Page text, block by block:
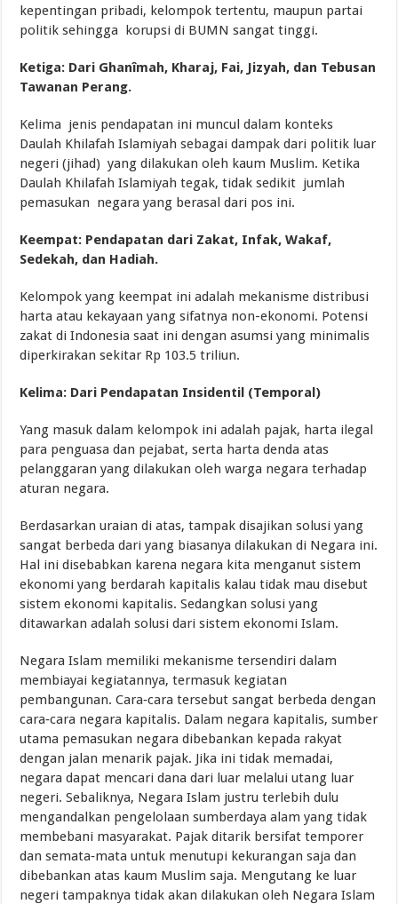
kepentingan pribadi, kelompok tertentu, maupun partai
politik sehingga korupsi di BUMN sangat tinggi.
Ketiga: Dari Ghanîmah, Kharaj, Fai, Jizyah, dan Tebusan
Tawanan Perang.
Kelima jenis pendapatan ini muncul dalam konteks
Daulah Khilafah Islamiyah sebagai dampak dari politik luar
negeri (jihad) yang dilakukan oleh kaum Muslim. Ketika
Daulah Khilafah Islamiyah tegak, tidak sedikit jumlah
pemasukan negara yang berasal dari pos ini.
Keempat: Pendapatan dari Zakat, Infak, Wakaf,
Sedekah, dan Hadiah.
Kelompok yang keempat ini adalah mekanisme distribusi
harta atau kekayaan yang sifatnya non-ekonomi. Potensi
zakat di Indonesia saat ini dengan asumsi yang minimalis
diperkirakan sekitar Rp 103.5 triliun.
Kelima: Dari Pendapatan Insidentil (Temporal)
Yang masuk dalam kelompok ini adalah pajak, harta ilegal
para penguasa dan pejabat, serta harta denda atas
pelanggaran yang dilakukan oleh warga negara terhadap
aturan negara.
Berdasarkan uraian di atas, tampak disajikan solusi yang
sangat berbeda dari yang biasanya dilakukan di Negara ini.
Hal ini disebabkan karena negara kita menganut sistem
ekonomi yang berdarah kapitalis kalau tidak mau disebut
sistem ekonomi kapitalis. Sedangkan solusi yang
ditawarkan adalah solusi dari sistem ekonomi Islam.
Negara Islam memiliki mekanisme tersendiri dalam
membiayai kegiatannya, termasuk kegiatan
pembangunan. Cara‑cara tersebut sangat berbeda dengan
cara‑cara negara kapitalis. Dalam negara kapitalis, sumber
utama pemasukan negara dibebankan kepada rakyat
dengan jalan menarik pajak. Jika ini tidak memadai,
negara dapat mencari dana dari luar melalui utang luar
negeri. Sebaliknya, Negara Islam justru terlebih dulu
mengandalkan pengelolaan sumberdaya alam yang tidak
membebani masyarakat. Pajak ditarik bersifat temporer
dan semata‑mata untuk menutupi kekurangan saja dan
dibebankan atas kaum Muslim saja. Mengutang ke luar
negeri tampaknya tidak akan dilakukan oleh Negara Islam